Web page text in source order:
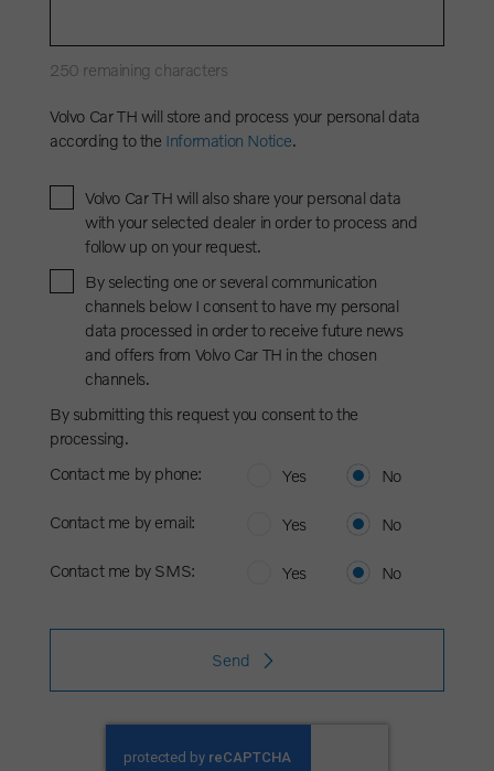
250 remaining characters
Volvo Car TH will store and process your personal data
according to the Information Notice
Volvo Car TH will also share your personal data
with your selected dealer in order to process and
follow up on your request.
By selecting one or several communication
channels below I consent to have my personal
data processed in order to receive future news
and offers from Volvo Car TH in the chosen
channels.
By submitting this request you consent to the
processing.
Contact me by phone:
Yes No
Contact me by email: Yes No
Contact me by SMS: Yes No
Send